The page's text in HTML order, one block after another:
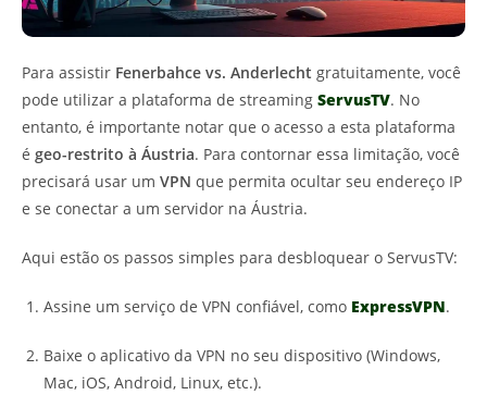
Para assistir Fenerbahce vs. Anderlecht gratuitamente, você
pode utilizar a plataforma de streaming ServusTV. No
entanto, é importante notar que o acesso a esta plataforma
é geo-restrito à Áustria. Para contornar essa limitação, você
precisará usar um VPN que permita ocultar seu endereço IP
e se conectar a um servidor na Áustria.
Aqui estão os passos simples para desbloquear o ServusTV:
Assine um serviço de VPN confiável, como ExpressVPN.
Baixe o aplicativo da VPN no seu dispositivo (Windows,
Mac, iOS, Android, Linux, etc.).